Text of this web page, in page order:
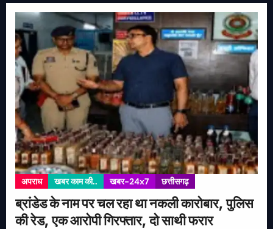
अपराध खबर काम की.. खबर-24x7 छत्तीसगढ़
ब्रांडेड के नाम पर चल रहा था नकली कारोबार, पुलिस
की रेड, एक आरोपी गिरफ्तार, दो साथी फरार